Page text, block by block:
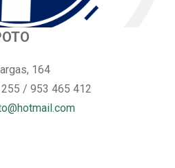
164
/ 953 465 412